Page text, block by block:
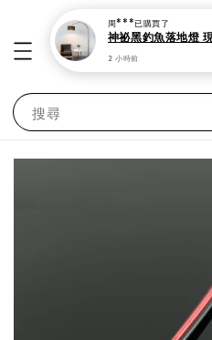
搜尋
周***已購買了
2 小時前